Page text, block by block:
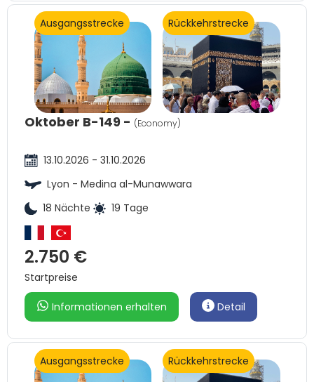
Ausgangsstrecke Rückkehrstrecke
Oktober B-149 - (Economy)
13.10.2026 - 31.10.2026
Lyon - Medina al-Munawwara
18 Nächte
19 Tage
2.750 €
Startpreise
Informationen erhalten Detail
Ausgangsstrecke Rückkehrstrecke